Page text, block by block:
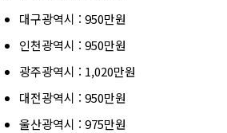
대구광역시 : 950만원
인천광역시 : 950만원
광주광역시 : 1,020만원
대전광역시 : 950만원
울산광역시 : 975만원